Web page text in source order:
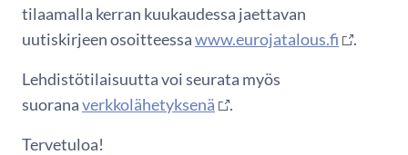
tilaamalla kerran kuukaudessa jaettavan
uutiskirjeen osoitteessawww.eurojatalous.fi
.
Lehdistötilaisuutta voi seurata myös
suoranaverkkolähetyksenä
.
Tervetuloa!